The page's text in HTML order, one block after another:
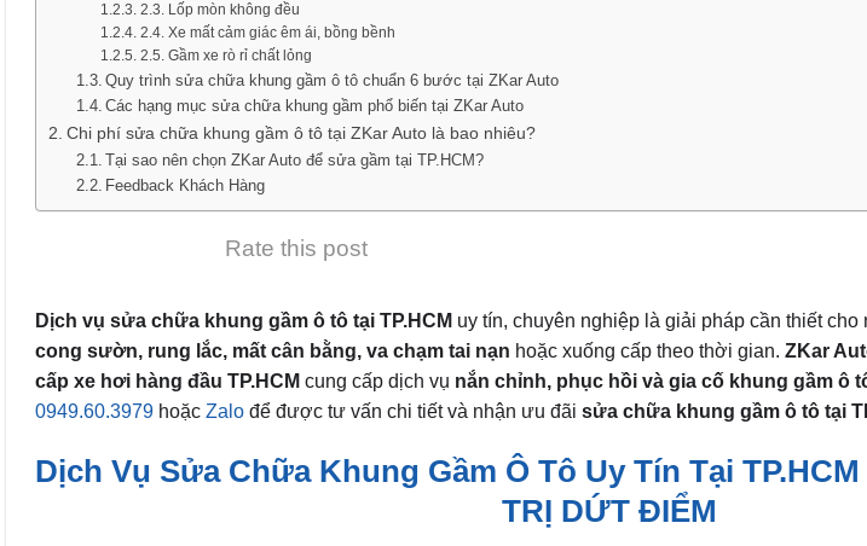
2.3. Lốp mòn không đều
2.4. Xe mất cảm giác êm ái, bồng bềnh
2.5. Gầm xe rò rỉ chất lỏng
Quy trình sửa chữa khung gầm ô tô chuẩn 6 bước tại ZKar Auto
Các hạng mục sửa chữa khung gầm phổ biến tại ZKar Auto
Chi phí sửa chữa khung gầm ô tô tại ZKar Auto là bao nhiêu?
Tại sao nên chọn ZKar Auto để sửa gầm tại TP.HCM?
Feedback Khách Hàng
Rate this post
Dịch vụ sửa chữa khung gầm ô tô tại TP.HCM uy tín, chuyên nghiệp là giải pháp cần thiết cho
cong sườn, rung lắc, mất cân bằng, va chạm tai nạn hoặc xuống cấp theo thời gian. ZKar
cấp xe hơi hàng đầu TP.HCM cung cấp dịch vụ nắn chỉnh, phục hồi và gia cố khung gầm ô
0949.60.3979 hoặc Zalo để được tư vấn chi tiết và nhận ưu đãi sửa chữa khung gầm ô tô tại
Dịch Vụ Sửa Chữa Khung Gầm Ô Tô Uy Tín Tại
TRỊ DỨT ĐIỂM